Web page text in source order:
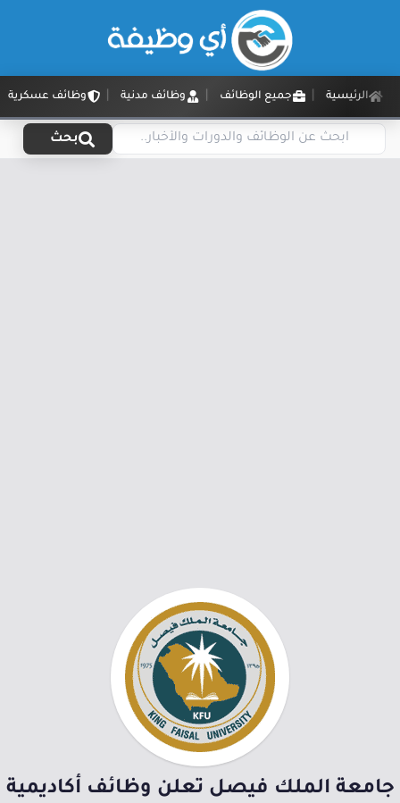
الرئيسية جميع الوظائف وظائف مدنية وظائف عسكرية
بحث
جامعة الملك فيصل تعلن وظائف أكاديمية